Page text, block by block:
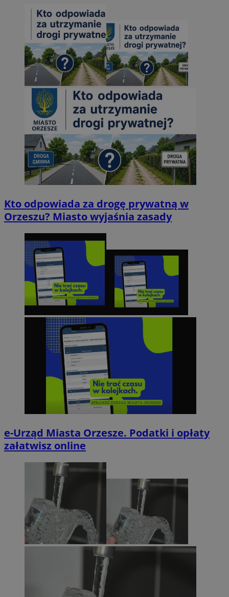
Kto odpowiada za drogę prywatną w
Orzeszu? Miasto wyjaśnia zasady
e-Urząd Miasta Orzesze. Podatki i opłaty
załatwisz online